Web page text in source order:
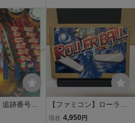
追跡番号あ
ル・ピン
【ファミコン】ローラー
ボール ファミリーコン
現在 4,950 円